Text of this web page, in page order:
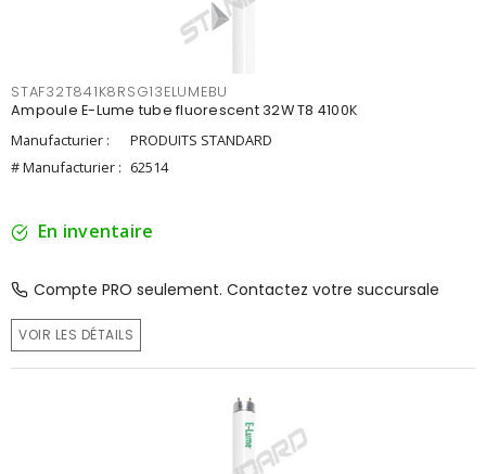
STAF32T841K8RSG13ELUMEBU
Ampoule E-Lume tube fluorescent 32W T8 4100K
Manufacturier :
PRODUITS STANDARD
# Manufacturier : 62514
En inventaire
Compte PRO seulement. Contactez votre succursale
VOIR LES DÉTAILS